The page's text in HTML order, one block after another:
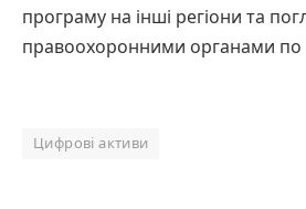
програму на інші регіони та
правоохоронними органами по
Цифрові активи